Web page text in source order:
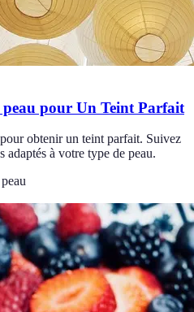
pour Un Teint Parfait
obtenir un teint parfait. Suivez
à votre type de peau.